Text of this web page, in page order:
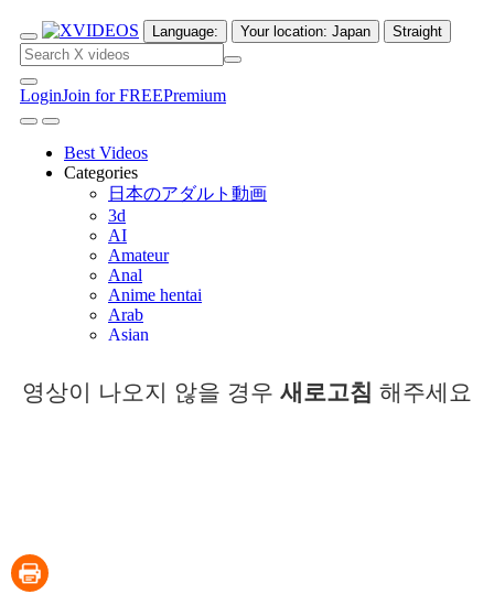
영상이 나오지 않을 경우 새로고침 해주세요